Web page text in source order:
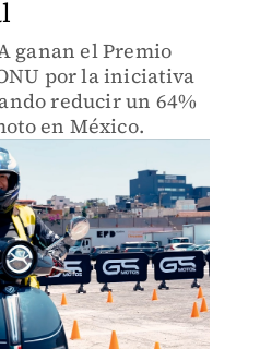
ganan el Premio
por la iniciativa
reducir un 64%
en México.